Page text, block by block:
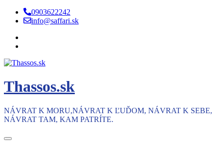
Skip
0903622242
info@saffari.sk
Thassos.sk
NÁVRAT K MORU,NÁVRAT K ĽUĎOM, NÁVRAT K SEBE,
NÁVRAT TAM, KAM PATRÍTE.